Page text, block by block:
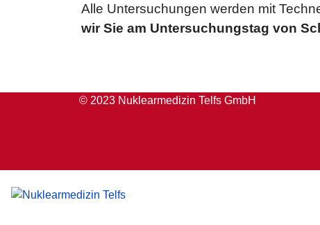
Alle Untersuchungen werden mit
wir Sie am Untersuchungstag von
© 2023 Nuklearmedizin Telfs GmbH